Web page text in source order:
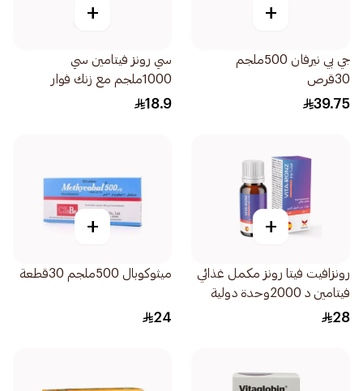
+
جي بي نيرفان 500ملجم
30قرص
39.75
+
سي رونز فيتامين سي
1000ملجم مع زنك فوار
20قرص
18.9
+
رونزافيت فيتا رونز مكمل غذائي
فيتامين د 2000وحدة دولية
10مل
28
+
ميثوكوبال 500ملجم 30قطعة
24